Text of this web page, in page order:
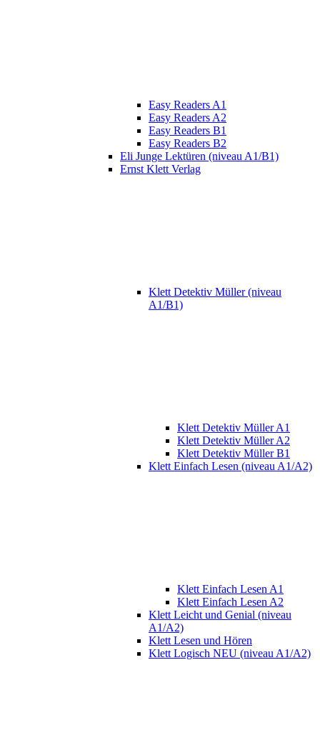
Easy Readers A1
Easy Readers A2
Easy Readers B1
Easy Readers B2
Eli Junge Lektüren (niveau A1/B1)
Ernst Klett Verlag
Klett Detektiv Müller (niveau
A1/B1)
Klett Detektiv Müller A1
Klett Detektiv Müller A2
Klett Detektiv Müller B1
Klett Einfach Lesen (niveau A1/A2)
Klett Einfach Lesen A1
Klett Einfach Lesen A2
Klett Leicht und Genial (niveau
A1/A2)
Klett Lesen und Hören
Klett Logisch NEU (niveau A1/A2)